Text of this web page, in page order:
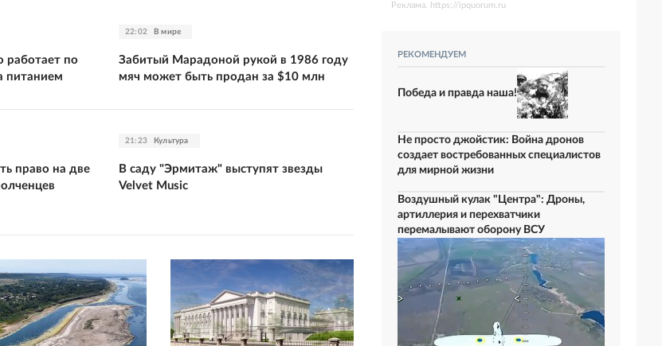
работает по
питанием
22:02 В мире
Забитый Марадоной рукой в 1986 году
мяч может быть продан за $10 млн
право на две
21:23 Культура
В саду "Эрмитаж" выступят звезды
Velvet Music
Реклама. https://ipquorum.ru
РЕКОМЕНДУЕМ
Победа и правда наша!
Не просто джойстик: Война дронов
создает востребованных специалистов
для мирной жизни
Воздушный кулак "Центра": Дроны,
артиллерия и перехватчики
перемалывают оборону ВСУ